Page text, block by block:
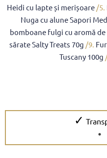
Heidi cu lapte și merișoare /5.
Nuga cu alune Sapori
bomboane fulgi cu aromă
sărate Salty Treats 70g /9.
Tuscany 100g
✓